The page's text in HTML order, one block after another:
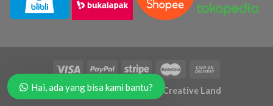
Copyright 2026 © Hammus Creative Land
Hai, ada yang bisa kami bantu?